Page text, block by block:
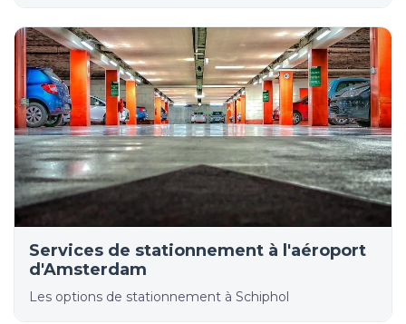
Services de stationnement à l'aéroport
d'Amsterdam
Les options de stationnement à Schiphol